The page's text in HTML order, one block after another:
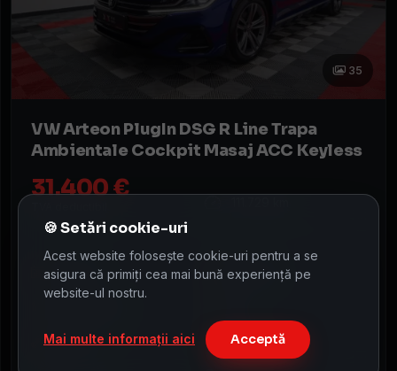
35
VW Arteon PlugIn DSG R Line Trapa
Ambientale Cockpit Masaj ACC Keyless
31.400 €
01 / 2022 Automata
1395 cm3 156 CP
Acest website folosește cookie-uri pentru a se
asigura că primiți cea mai bună experiență pe
website-ul nostru.
Mai multe informații aici Acceptă